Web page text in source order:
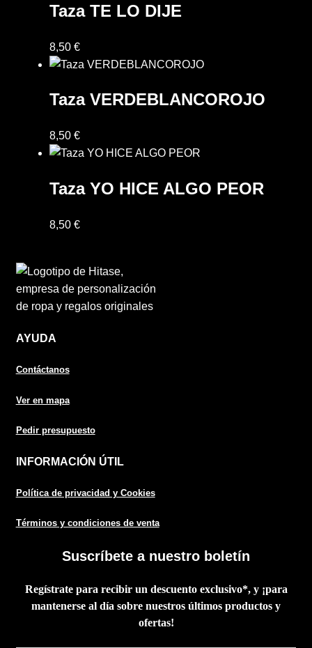
Taza TE LO DIJE
8,50 €
Taza VERDEBLANCOROJO
8,50 €
Taza YO HICE ALGO PEOR
8,50 €
AYUDA
Contáctanos
Ver en mapa
Pedir presupuesto
INFORMACIÓN ÚTIL
Política de privacidad y Cookies
Términos y condiciones de venta
Suscríbete a nuestro boletín
Regístrate para recibir un descuento exclusivo*, y ¡para
mantenerse al día sobre nuestros últimos productos y
ofertas!